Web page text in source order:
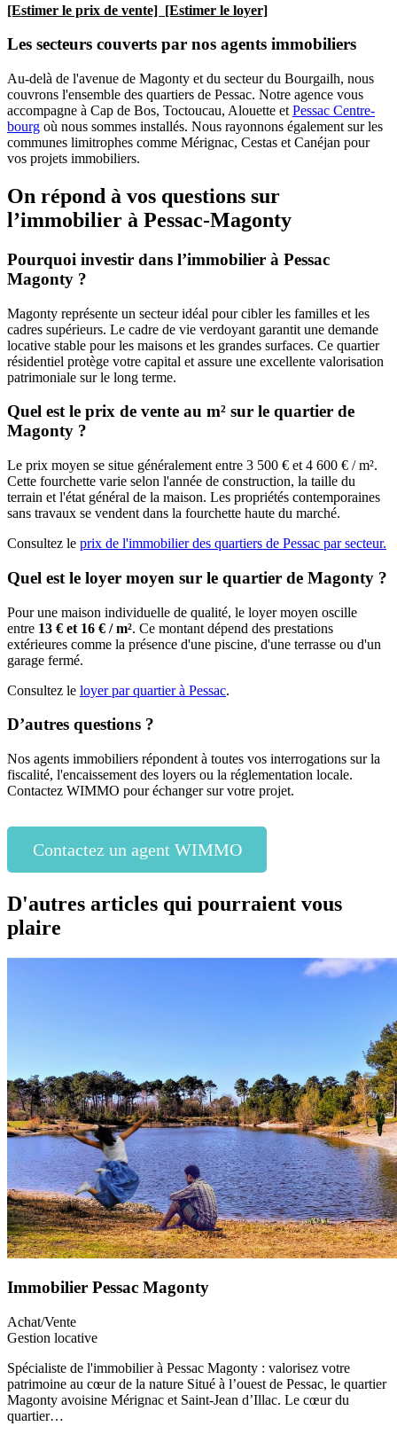
[Estimer le prix de vente] [Estimer le loyer]
Les secteurs couverts par nos agents immobiliers
Au-delà de l'avenue de Magonty et du secteur du Bourgailh, nous
couvrons l'ensemble des quartiers de Pessac. Notre agence vous
accompagne à Cap de Bos, Toctoucau, Alouette et Pessac Centre-
bourg où nous sommes installés. Nous rayonnons également sur les
communes limitrophes comme Mérignac, Cestas et Canéjan pour
vos projets immobiliers.
On répond à vos questions sur
l’immobilier à Pessac-Magonty
Pourquoi investir dans l’immobilier à Pessac
Magonty ?
Magonty représente un secteur idéal pour cibler les familles et les
cadres supérieurs. Le cadre de vie verdoyant garantit une demande
locative stable pour les maisons et les grandes surfaces. Ce quartier
résidentiel protège votre capital et assure une excellente valorisation
patrimoniale sur le long terme.
Quel est le prix de vente au m² sur le quartier de
Magonty ?
Le prix moyen se situe généralement entre 3 500 € et 4 600 € / m².
Cette fourchette varie selon l'année de construction, la taille du
terrain et l'état général de la maison. Les propriétés contemporaines
sans travaux se vendent dans la fourchette haute du marché.
Consultez le prix de l'immobilier des quartiers de Pessac par secteur.
Quel est le loyer moyen sur le quartier de Magonty ?
Pour une maison individuelle de qualité, le loyer moyen oscille
entre 13 € et 16 € / m². Ce montant dépend des prestations
extérieures comme la présence d'une piscine, d'une terrasse ou d'un
garage fermé.
Consultez le loyer par quartier à Pessac.
D’autres questions ?
Nos agents immobiliers répondent à toutes vos interrogations sur la
fiscalité, l'encaissement des loyers ou la réglementation locale.
Contactez WIMMO pour échanger sur votre projet.
Contactez un agent WIMMO
D'autres articles qui pourraient vous
plaire
Immobilier Pessac Magonty
Achat/Vente
Gestion locative
Spécialiste de l'immobilier à Pessac Magonty : valorisez votre
patrimoine au cœur de la nature Situé à l’ouest de Pessac, le quartier
Magonty avoisine Mérignac et Saint-Jean d’Illac. Le cœur du
quartier…